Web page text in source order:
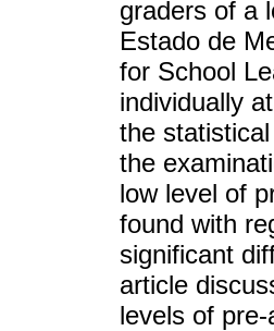
graders of a
Estado de
for School
individually
the
the
low level of
found with
significant
article
levels of